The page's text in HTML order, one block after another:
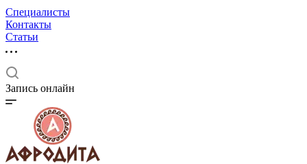
Специалисты
Контакты
Статьи
Запись онлайн